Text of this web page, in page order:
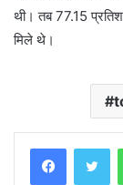
थी। तब 77.15
मिले थे।